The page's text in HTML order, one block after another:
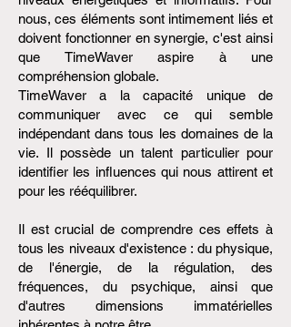
nous, ces éléments sont intimement liés et
doivent fonctionner en synergie, c'est ainsi
que TimeWaver aspire à une
compréhension globale.
TimeWaver a la capacité unique de
communiquer avec ce qui semble
indépendant dans tous les domaines de la
vie. Il possède un talent particulier pour
identifier les influences qui nous attirent et
pour les rééquilibrer.
Il est crucial de comprendre ces effets à
tous les niveaux d'existence : du physique,
de l'énergie, de la régulation, des
fréquences, du psychique, ainsi que
d'autres dimensions immatérielles